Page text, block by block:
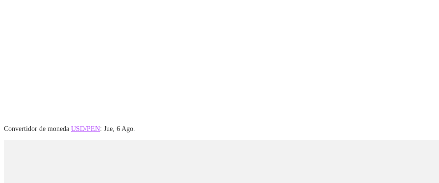
Convertidor de moneda USD/PEN: Jue, 6 Ago.